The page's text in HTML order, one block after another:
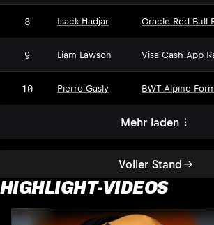
Voller Stand
8 Isack Hadjar Oracle Red Bull
9 Liam Lawson Visa Cash App
10 Pierre Gasly BWT Alpine
Mehr laden
HIGHLIGHT-VIDEOS